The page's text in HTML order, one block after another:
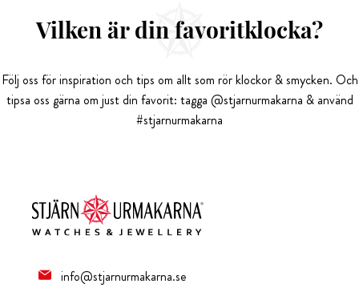
Vilken är din favoritklocka?
Följ oss för inspiration och tips om allt som rör klockor & smycken. Och
tipsa oss gärna om just din favorit: tagga @stjarnurmakarna & använd
#stjarnurmakarna
info@stjarnurmakarna.se